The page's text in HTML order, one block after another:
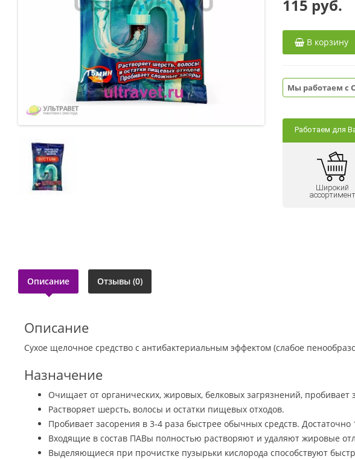
115 руб.
В корзину
Мы работаем с
Работаем для
Широкий
ассортимент
Описание Отзывы (0)
Описание
Сухое щелочное средство с антибактериальным эффектом (слабое
Назначение
Очищает от органических, жировых, белковых загрязнений, пробивает
Растворяет шерсть, волосы и остатки пищевых отходов.
Пробивает засорения в 3-4 раза быстрее обычных средств.
Входящие в состав ПАВы полностью растворяют и удаляют жировые
Выделяющиеся при прочистке пузырьки кислорода способствуют